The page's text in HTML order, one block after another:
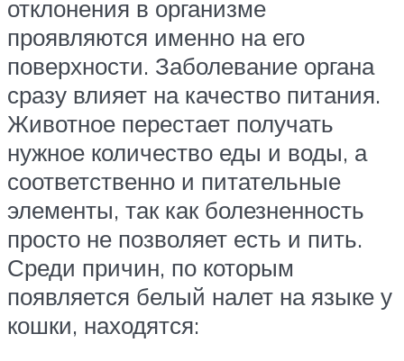
отклонения в организме
проявляются именно на его
поверхности. Заболевание органа
сразу влияет на качество питания.
Животное перестает получать
нужное количество еды и воды, а
соответственно и питательные
элементы, так как болезненность
просто не позволяет есть и пить.
Среди причин, по которым
появляется белый налет на языке у
кошки, находятся: